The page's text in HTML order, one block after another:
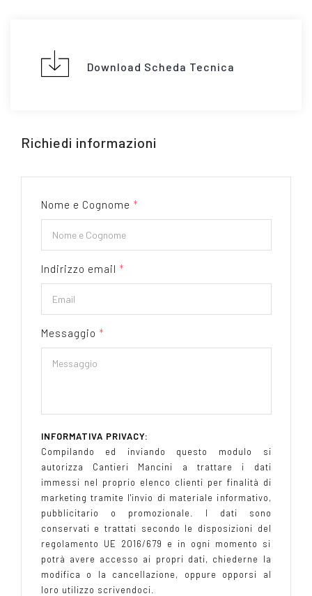
Download Scheda Tecnica
Richiedi informazioni
Nome e Cognome *
Indirizzo email *
Messaggio *
INFORMATIVA PRIVACY:
Compilando ed inviando questo modulo si
autorizza Cantieri Mancini a trattare i dati
immessi nel proprio elenco clienti per finalità di
marketing tramite l'invio di materiale informativo,
pubblicitario o promozionale. I dati sono
conservati e trattati secondo le disposizioni del
regolamento UE 2016/679 e in ogni momento si
potrà avere accesso ai propri dati, chiederne la
modifica o la cancellazione, oppure opporsi al
loro utilizzo scrivendoci.